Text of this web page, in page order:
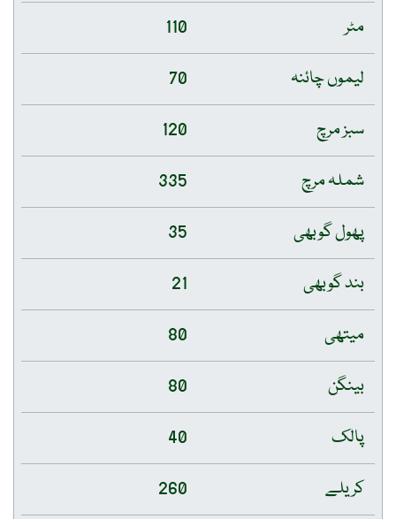
مٹر
110
لیموں چائنہ
70
سبز مرچ
120
شملہ مرچ
335
پھول گوبھی
35
بند گوبھی
21
میتھی
80
بینگن
80
پالک
40
کریلے
260